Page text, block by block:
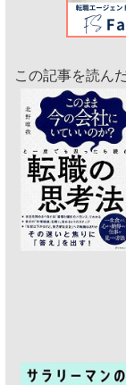
この記事を読ん